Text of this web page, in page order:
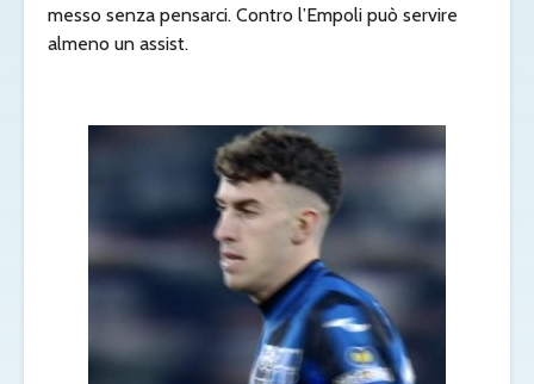
messo senza pensarci. Contro l’Empoli può servire
almeno un assist.